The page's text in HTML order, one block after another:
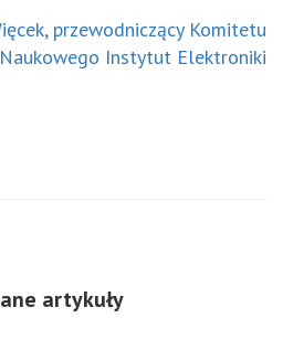
przewodniczący Komitetu
Naukowego Instytut Elektroniki
artykuły